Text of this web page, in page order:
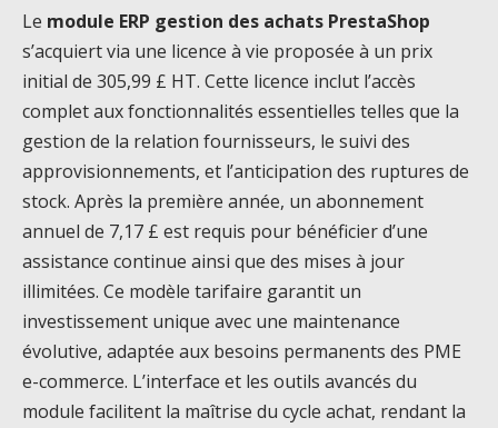
Le module ERP gestion des achats PrestaShop
s’acquiert via une licence à vie proposée à un prix
initial de 305,99 £ HT. Cette licence inclut l’accès
complet aux fonctionnalités essentielles telles que la
gestion de la relation fournisseurs, le suivi des
approvisionnements, et l’anticipation des ruptures de
stock. Après la première année, un abonnement
annuel de 7,17 £ est requis pour bénéficier d’une
assistance continue ainsi que des mises à jour
illimitées. Ce modèle tarifaire garantit un
investissement unique avec une maintenance
évolutive, adaptée aux besoins permanents des PME
e-commerce. L’interface et les outils avancés du
module facilitent la maîtrise du cycle achat, rendant la